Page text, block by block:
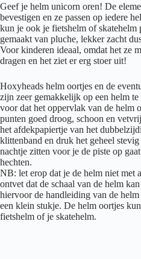
Geef je helm unicorn oren! De
bevestigen en ze passen op iedere
kun je ook je fietshelm of skatehelm
gemaakt van pluche, lekker zacht
Voor kinderen ideaal, omdat het ze
dragen en het ziet er erg stoer uit!
Hoxyheads helm oortjes en de
zijn zeer gemakkelijk op een helm
voor dat het oppervlak van de helm
punten goed droog, schoon en
het afdekpapiertje van het
klittenband en druk het geheel
nachtje zitten voor je de piste op
hechten.
NB: let erop dat je de helm niet met
ontvet dat de schaal van de helm
hiervoor de handleiding van de
een klein stukje. De helm oortjes
fietshelm of je skatehelm.